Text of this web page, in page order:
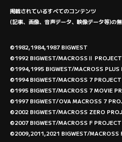
掲載されているすべてのコンテンツ
(記事、画像、音声データ、映像データ等)の
©1982,1984,1987 BIGWEST
©1992 BIGWEST/MACROSSⅡ PROJECT
©1994,1995 BIGWEST/MACROSS PLUS
©1994 BIGWEST/MACROSS 7 PROJECT
©1995 BIGWEST/MACROSS 7 MOVIE
©1997 BIGWEST/OVA MACROSS 7
©2002 BIGWEST/MACROSS ZERO
©2007 BIGWEST/MACROSS F
©2009,2011,2021 BIGWEST/MACROSS